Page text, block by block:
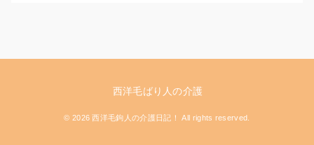
西洋毛ばり人の介護
© 2026 西洋毛鉤人の介護日記！ All rights reserved.